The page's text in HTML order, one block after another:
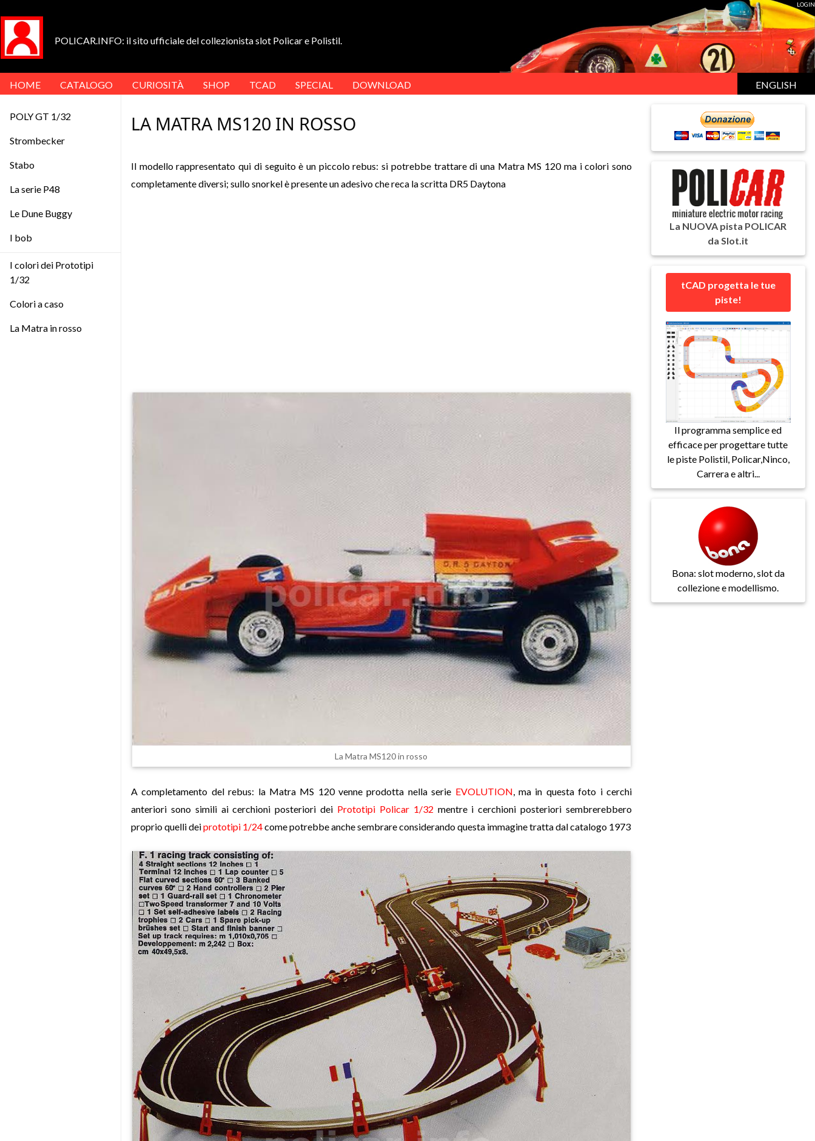
LOGIN
POLICAR.INFO: il sito ufficiale del collezionista slot Policar e Polistil.
HOME CATALOGO CURIOSITÀ SHOP TCAD SPECIAL DOWNLOAD ENGLISH
POLY GT 1/32
Strombecker
Stabo
La serie P48
Le Dune Buggy
I bob
I colori dei Prototipi
1/32
Colori a caso
La Matra in rosso
LA MATRA MS120 IN ROSSO
Il modello rappresentato qui di seguito è un piccolo rebus: si potrebbe trattare di una Matra MS 120 ma i colori sono
completamente diversi; sullo snorkel è presente un adesivo che reca la scritta DR5 Daytona
La Matra MS120 in rosso
A completamento del rebus: la Matra MS 120 venne prodotta nella serie EVOLUTION , ma in questa foto i cerchi
anteriori sono simili ai cerchioni posteriori dei Prototipi Policar 1/32 mentre i cerchioni posteriori sembrerebbero
proprio quelli deiprototipi 1/24come potrebbe anche sembrare considerando questa immagine tratta dal catalogo 1973
La NUOVA pista POLICAR
da Slot.it
tCAD progetta le tue
piste!
Il programma semplice ed
efficace per progettare tutte
le piste Polistil, Policar,Ninco,
Carrera e altri...
Bona: slot moderno, slot da
collezione e modellismo.